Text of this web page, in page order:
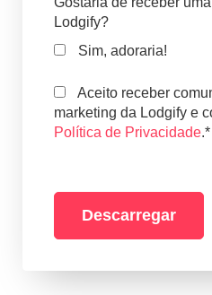
Lodgify?
Sim, adoraria!
Aceito receber
marketing da Lodgify e
Política de Privacidade.*